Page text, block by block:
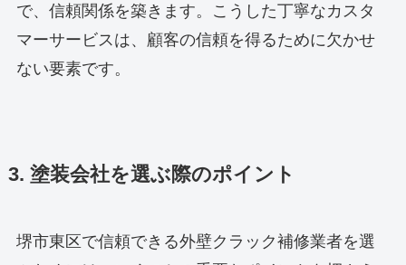
で、信頼関係を築きます。こうした丁寧なカスタ
マーサービスは、顧客の信頼を得るために欠かせ
ない要素です。
3. 塗装会社を選ぶ際のポイント
堺市東区で信頼できる外壁クラック補修業者を選